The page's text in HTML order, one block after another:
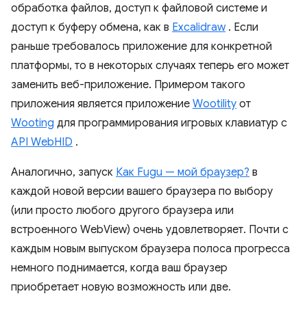
обработка файлов, доступ к файловой системе и
доступ к буферу обмена, как в Excalidraw. Если
раньше требовалось приложение для конкретной
платформы, то в некоторых случаях теперь его может
заменить веб-приложение. Примером такого
приложения является приложение Wootility от
Wooting для программирования игровых клавиатур с
API WebHID .
Аналогично, запуск Как Fugu — мой браузер? в
каждой новой версии вашего браузера по выбору
(или просто любого другого браузера или
встроенного WebView) очень удовлетворяет. Почти с
каждым новым выпуском браузера полоса прогресса
немного поднимается, когда ваш браузер
приобретает новую возможность или две.